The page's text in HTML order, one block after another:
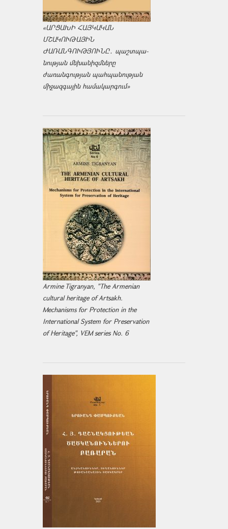
«ԱՐՑԱԽԻ ՀԱՅԿԱԿԱՆ
ՄՇԱԿՈՒԹԱՅԻՆ
ԺԱՌԱՆԳՈՒԹՅՈՒՆԸ․ պաշտպա­
նության մեխանիզմները
ժառանգության պահպանության
միջազ­գային համակարգում»
Armine Tigranyan, "The Armenian
cultural heritage of Artsakh.
Mechanisms for Protection in the
International System for Preservation
of Heritage", VEM series No. 6